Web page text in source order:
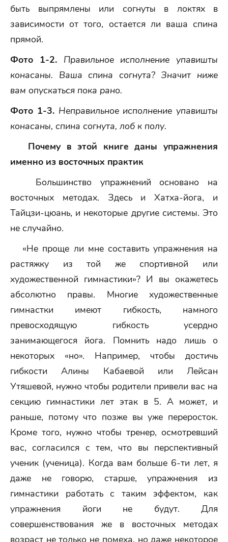
быть выпрямлены или согнуты в локтях в
зависимости от того, остается ли ваша спина
прямой.
Фото 1-2. Правильное исполнение упавишты
конасаны. Ваша спина согнута? Значит ниже
вам опускаться пока рано.
Фото 1-3. Неправильное исполнение упавишты
конасаны, спина согнута, лоб к полу.
Почему в этой книге даны упражнения
именно из восточных практик
Большинство упражнений основано на
восточных методах. Здесь и Хатха-йога, и
Тайцзи-цюань, и некоторые другие системы. Это
не случайно.
«Не проще ли мне составить упражнения на
растяжку из той же спортивной или
художественной гимнастики»? И вы окажетесь
абсолютно правы. Многие художественные
гимнастки имеют гибкость, намного
превосходящую гибкость усердно
занимающегося йога. Помнить надо лишь о
некоторых «но». Например, чтобы достичь
гибкости Алины Кабаевой или Лейсан
Утяшевой, нужно чтобы родители привели вас на
секцию гимнастики лет этак в 5. А может, и
раньше, потому что позже вы уже переросток.
Кроме того, нужно чтобы тренер, осмотревший
вас, согласился с тем, что вы перспективный
ученик (ученица). Когда вам больше 6-ти лет, я
даже не говорю, старше, упражнения из
гимнастики работать с таким эффектом, как
упражнения йоги не будут. Для
совершенствования же в восточных методах
возраст не только не помеха, но даже некоторое